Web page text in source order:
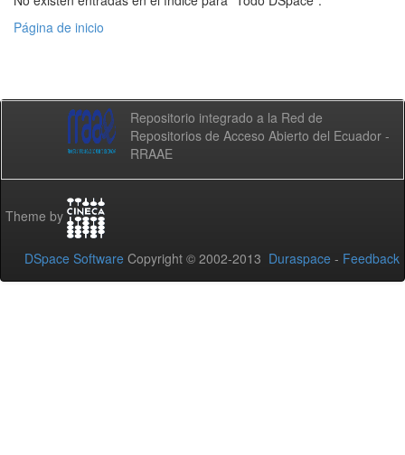
Página de inicio
Repositorio integrado a la Red de
Repositorios de Acceso Abierto del Ecuador -
RRAAE
Theme by
DSpace Software Copyright © 2002-2013 Duraspace - Feedback